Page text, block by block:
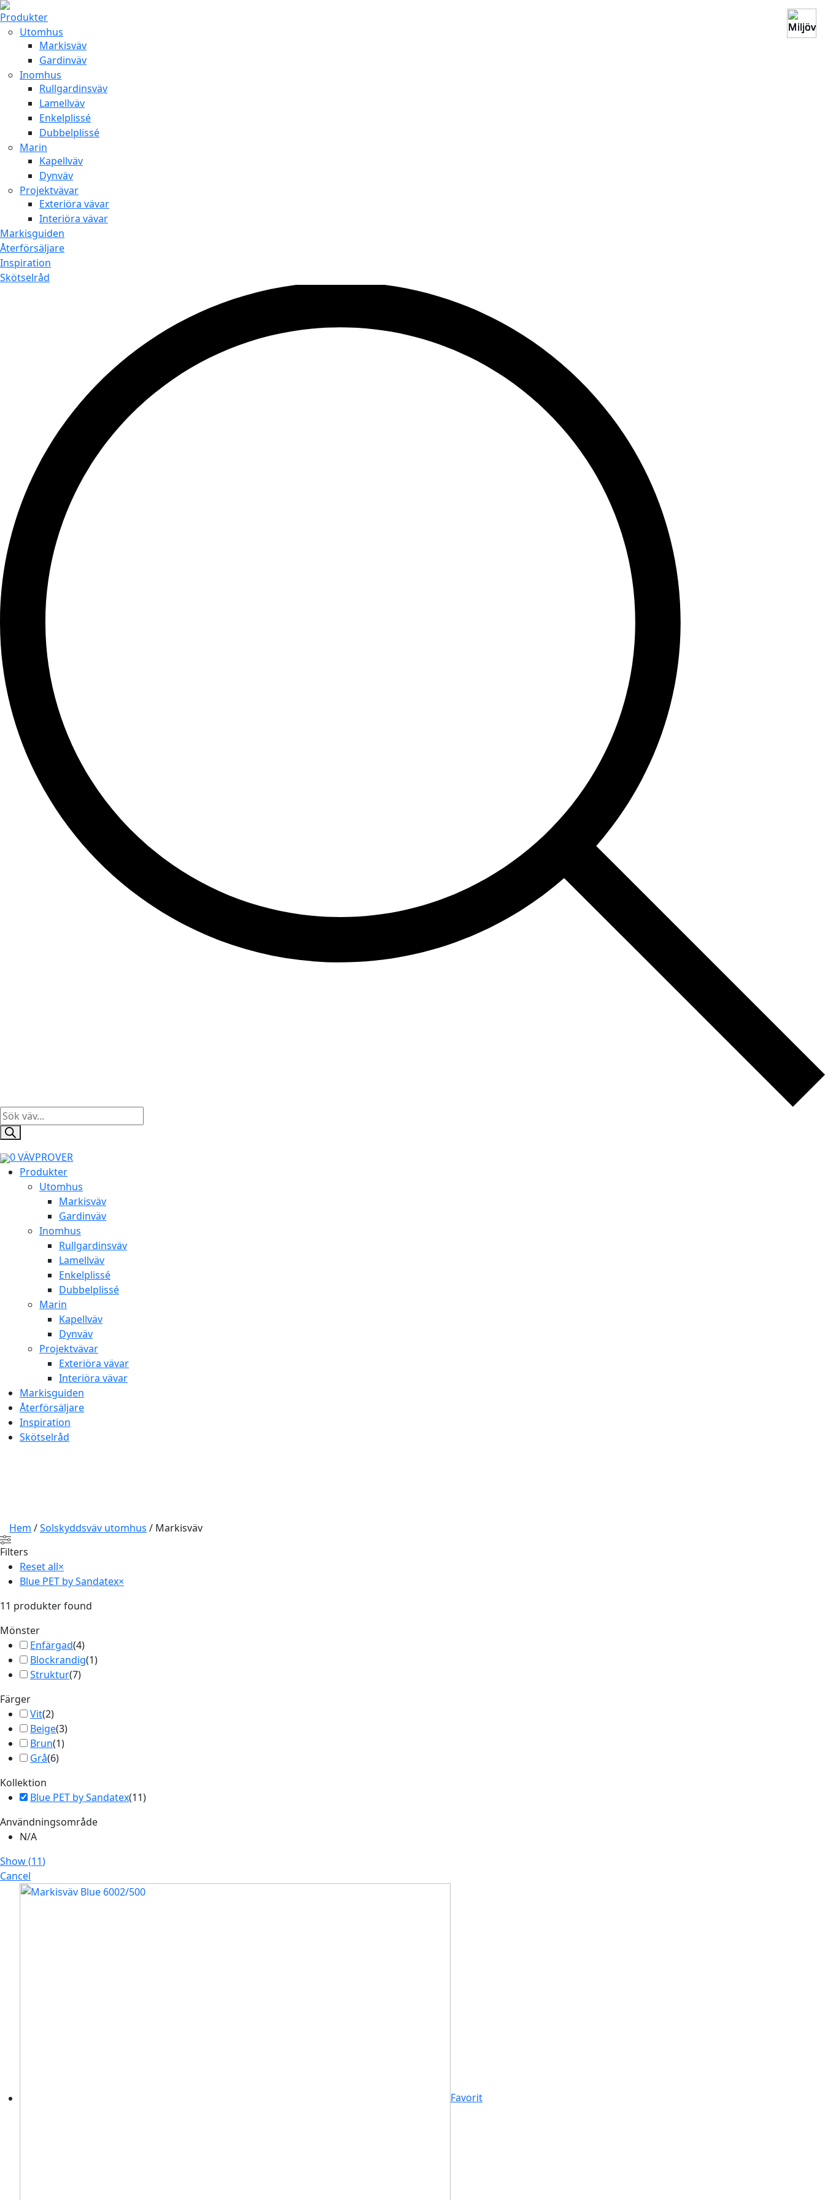
Produkter
Utomhus
Markisväv
Gardinväv
Inomhus
Rullgardinsväv
Lamellväv
Enkelplissé
Dubbelplissé
Marin
Kapellväv
Dynväv
Projektvävar
Exteriöra vävar
Interiöra vävar
Markisguiden
Återförsäljare
Inspiration
Skötselråd
Products
search
0VÄVPROVER
Produkter
Utomhus
Markisväv
Gardinväv
Inomhus
Rullgardinsväv
Lamellväv
Enkelplissé
Dubbelplissé
Marin
Kapellväv
Dynväv
Projektvävar
Exteriöra vävar
Interiöra vävar
Markisguiden
Återförsäljare
Inspiration
Skötselråd
Hem /Solskyddsväv utomhus / Markisväv
Filters
Reset all×
Blue PET by Sandatex×
11 produkter found
Mönster
Enfärgad(4)
Blockrandig(1)
Struktur(7)
Färger
Vit(2)
Beige(3)
Brun(1)
Grå(6)
Kollektion
Blue PET by Sandatex(11)
Användningsområde
N/A
Show(11)
Cancel
Favorit